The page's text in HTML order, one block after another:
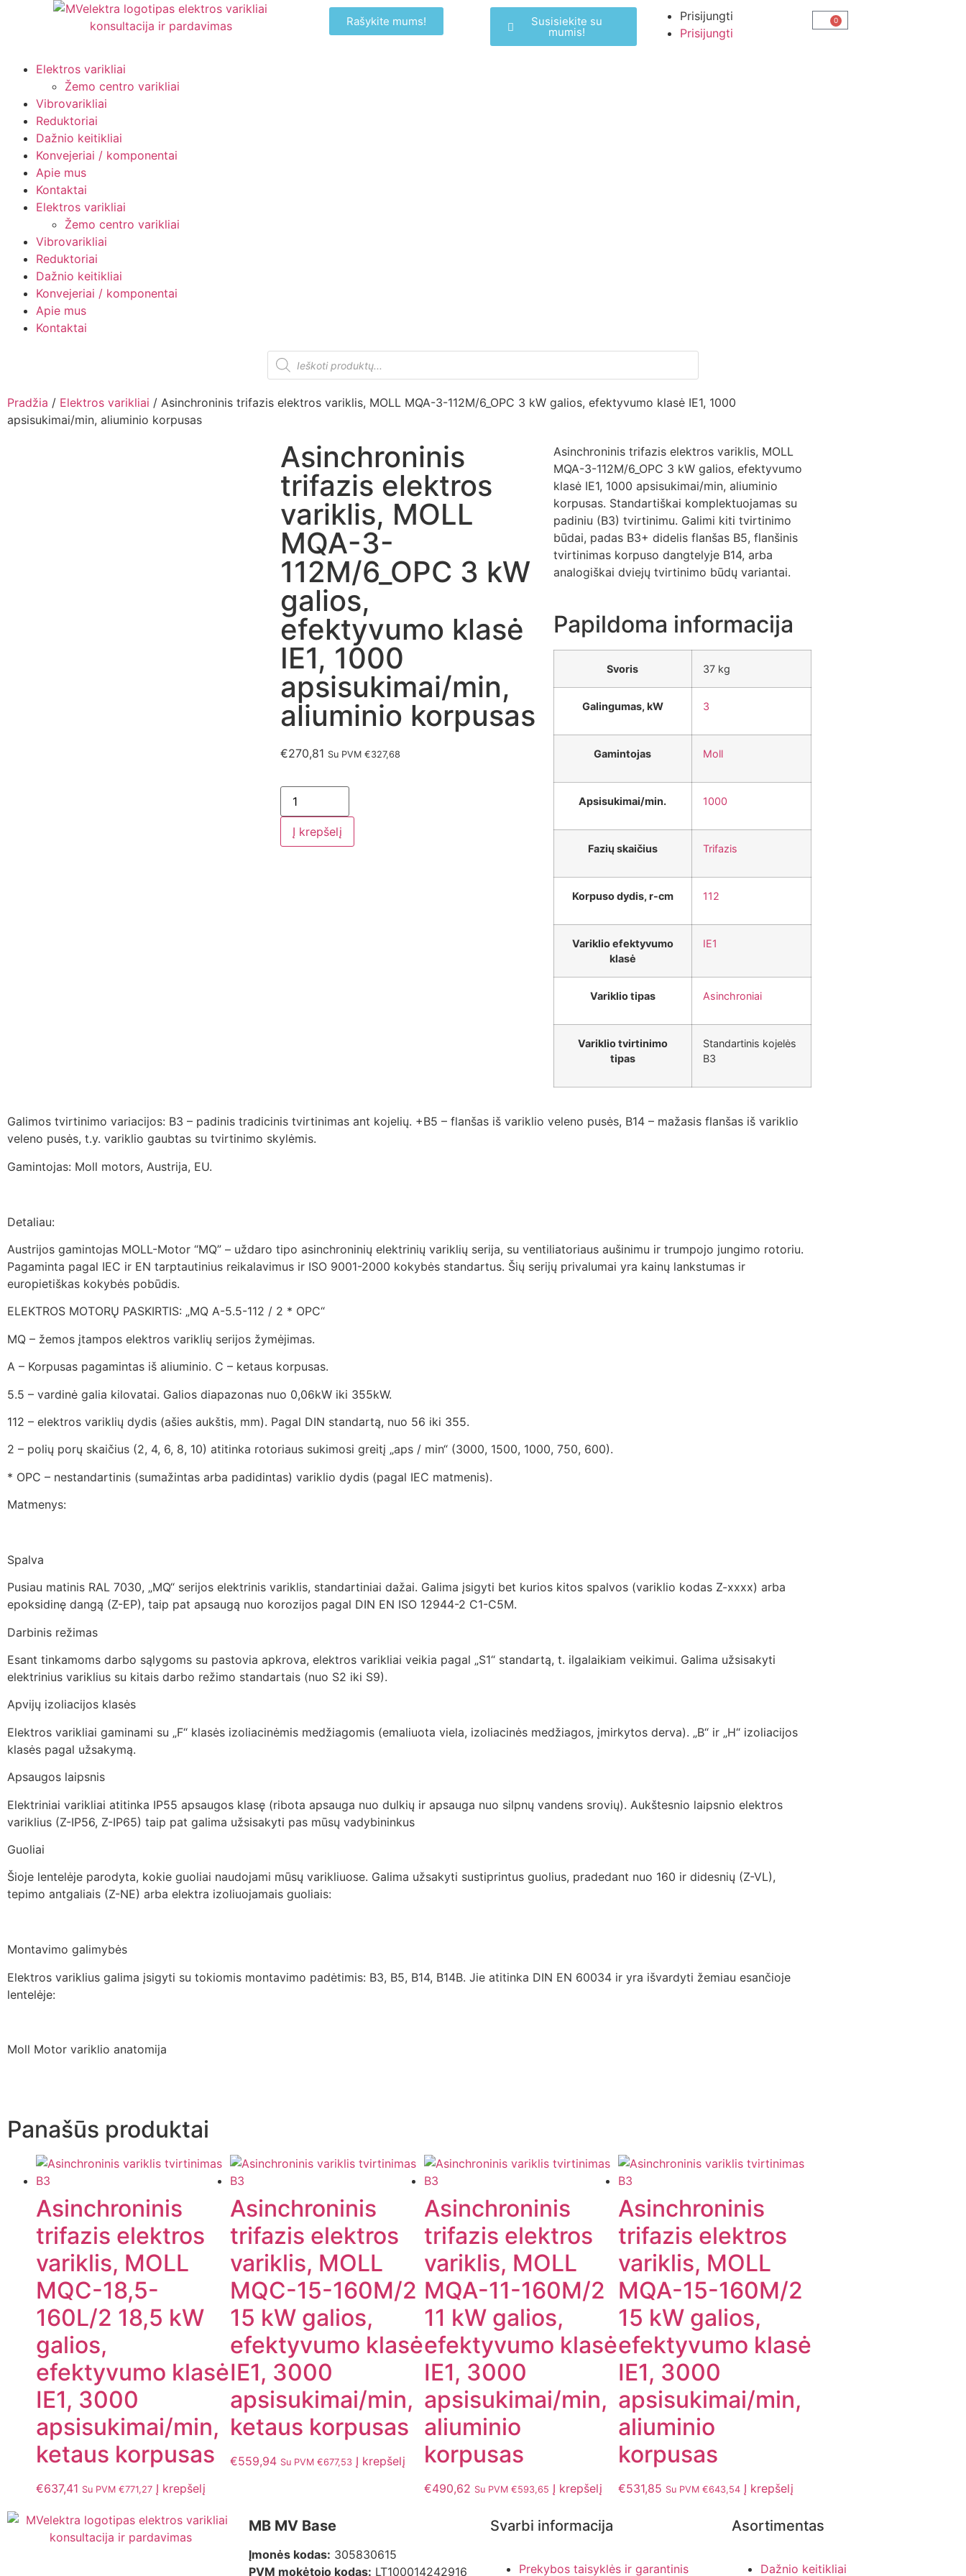
Rašykite mums! Susisiekite su
mumis!
Prisijungti
Prisijungti
0
Elektros varikliai
Žemo centro varikliai
Vibrovarikliai
Reduktoriai
Dažnio keitikliai
Konvejeriai / komponentai
Apie mus
Kontaktai
Elektros varikliai
Žemo centro varikliai
Vibrovarikliai
Reduktoriai
Dažnio keitikliai
Konvejeriai / komponentai
Apie mus
Kontaktai
Pradžia / Elektros varikliai / Asinchroninis trifazis elektros variklis, MOLL MQA-3-112M/6_OPC 3 kW galios, efektyvumo klasė IE1, 1000
apsisukimai/min, aliuminio korpusas
Asinchroninis
trifazis elektros
variklis, MOLL
MQA-3-
112M/6_OPC 3 kW
galios,
efektyvumo klasė
IE1, 1000
apsisukimai/min,
aliuminio korpusas
€270,81 Su PVM €327,68
Į krepšelį
Asinchroninis trifazis elektros variklis, MOLL
MQA-3-112M/6_OPC 3 kW galios, efektyvumo
klasė IE1, 1000 apsisukimai/min, aliuminio
korpusas. Standartiškai komplektuojamas su
padiniu (B3) tvirtinimu. Galimi kiti tvirtinimo
būdai, padas B3+ didelis flanšas B5, flanšinis
tvirtinimas korpuso dangtelyje B14, arba
analogiškai dviejų tvirtinimo būdų variantai.
Papildoma informacija
Svoris 37 kg
Galingumas, kW 3
Gamintojas Moll
Apsisukimai/min. 1000
Fazių skaičius Trifazis
Korpuso dydis, r-cm 112
Variklio efektyvumo
klasė
IE1
Variklio tipas Asinchroniai
Variklio tvirtinimo
tipas
Standartinis kojelės
B3
Galimos tvirtinimo variacijos: B3 – padinis tradicinis tvirtinimas ant kojelių. +B5 – flanšas iš variklio veleno pusės, B14 – mažasis flanšas iš variklio
veleno pusės, t.y. variklio gaubtas su tvirtinimo skylėmis.
Gamintojas: Moll motors, Austrija, EU.
Detaliau:
Austrijos gamintojas MOLL-Motor “MQ” – uždaro tipo asinchroninių elektrinių variklių serija, su ventiliatoriaus aušinimu ir trumpojo jungimo rotoriu.
Pagaminta pagal IEC ir EN tarptautinius reikalavimus ir ISO 9001-2000 kokybės standartus. Šių serijų privalumai yra kainų lankstumas ir
europietiškas kokybės pobūdis.
ELEKTROS MOTORŲ PASKIRTIS: „MQ A-5.5-112 / 2 * OPC“
MQ – žemos įtampos elektros variklių serijos žymėjimas.
A – Korpusas pagamintas iš aliuminio. C – ketaus korpusas.
5.5 – vardinė galia kilovatai. Galios diapazonas nuo 0,06kW iki 355kW.
112 – elektros variklių dydis (ašies aukštis, mm). Pagal DIN standartą, nuo 56 iki 355.
2 – polių porų skaičius (2, 4, 6, 8, 10) atitinka rotoriaus sukimosi greitį „aps / min“ (3000, 1500, 1000, 750, 600).
* OPC – nestandartinis (sumažintas arba padidintas) variklio dydis (pagal IEC matmenis).
Matmenys:
Spalva
Pusiau matinis RAL 7030, „MQ“ serijos elektrinis variklis, standartiniai dažai. Galima įsigyti bet kurios kitos spalvos (variklio kodas Z-xxxx) arba
epoksidinę dangą (Z-EP), taip pat apsaugą nuo korozijos pagal DIN EN ISO 12944-2 C1-C5M.
Darbinis režimas
Esant tinkamoms darbo sąlygoms su pastovia apkrova, elektros varikliai veikia pagal „S1“ standartą, t. ilgalaikiam veikimui. Galima užsisakyti
elektrinius variklius su kitais darbo režimo standartais (nuo S2 iki S9).
Apvijų izoliacijos klasės
Elektros varikliai gaminami su „F“ klasės izoliacinėmis medžiagomis (emaliuota viela, izoliacinės medžiagos, įmirkytos derva). „B“ ir „H“ izoliacijos
klasės pagal užsakymą.
Apsaugos laipsnis
Elektriniai varikliai atitinka IP55 apsaugos klasę (ribota apsauga nuo dulkių ir apsauga nuo silpnų vandens srovių). Aukštesnio laipsnio elektros
variklius (Z-IP56, Z-IP65) taip pat galima užsisakyti pas mūsų vadybininkus
Guoliai
Šioje lentelėje parodyta, kokie guoliai naudojami mūsų varikliuose. Galima užsakyti sustiprintus guolius, pradedant nuo 160 ir didesnių (Z-VL),
tepimo antgaliais (Z-NE) arba elektra izoliuojamais guoliais:
Montavimo galimybės
Elektros variklius galima įsigyti su tokiomis montavimo padėtimis: B3, B5, B14, B14B. Jie atitinka DIN EN 60034 ir yra išvardyti žemiau esančioje
lentelėje:
Moll Motor variklio anatomija
Panašūs produktai
Asinchroninis
trifazis elektros
variklis, MOLL
MQC-18,5-
160L/2 18,5 kW
galios,
efektyvumo klasė
IE1, 3000
apsisukimai/min,
ketaus korpusas
€637,41 Su PVM €771,27 Į krepšelį
Asinchroninis
trifazis elektros
variklis, MOLL
MQC-15-160M/2
15 kW galios,
efektyvumo klasė
IE1, 3000
apsisukimai/min,
ketaus korpusas
€559,94 Su PVM €677,53 Į krepšelį
Asinchroninis
trifazis elektros
variklis, MOLL
MQA-11-160M/2
11 kW galios,
efektyvumo klasė
IE1, 3000
apsisukimai/min,
aliuminio
korpusas
€490,62 Su PVM €593,65 Į krepšelį
Asinchroninis
trifazis elektros
variklis, MOLL
MQA-15-160M/2
15 kW galios,
efektyvumo klasė
IE1, 3000
apsisukimai/min,
aliuminio
korpusas
€531,85 Su PVM €643,54 Į krepšelį
MB MV Base
Įmonės kodas: 305830615
PVM mokėtojo kodas: LT100014242916
Svarbi informacija
Prekybos taisyklės ir garantinis
Asortimentas
Dažnio keitikliai